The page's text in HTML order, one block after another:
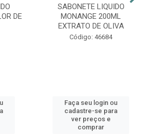
DE
SABONETE LIQUIDO
MONANGE 200ML
EXTRATO DE OLIVA
Código: 46684
Faça seu login ou
cadastre-se para
ver preços e
comprar